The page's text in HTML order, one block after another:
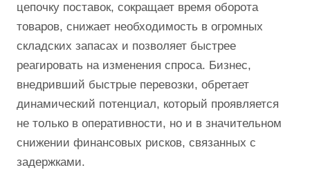
цепочку поставок, сокращает время оборота
товаров, снижает необходимость в огромных
складских запасах и позволяет быстрее
реагировать на изменения спроса. Бизнес,
внедривший быстрые перевозки, обретает
динамический потенциал, который проявляется
не только в оперативности, но и в значительном
снижении финансовых рисков, связанных с
задержками.